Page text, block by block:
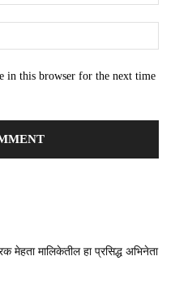
in this browser for the next time
मेहता मालिकेतील हा प्रसिद्ध अभिनेता